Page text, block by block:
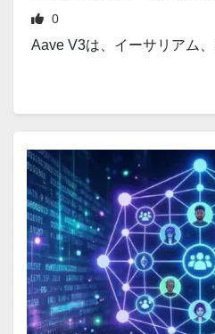
0
Aave V3は、イーサリアム